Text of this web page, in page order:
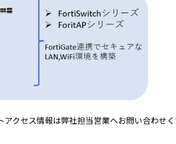
クセス情報は弊社担当営業へお問い合わせく